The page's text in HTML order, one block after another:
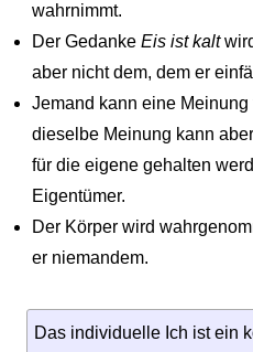
wahrnimmt.
Der Gedanke Eis ist kalt
aber nicht dem, dem er
Jemand kann eine
dieselbe Meinung kann
für die eigene gehalten
Eigentümer.
Der Körper wird
er niemandem.
Das individuelle Ich ist ein